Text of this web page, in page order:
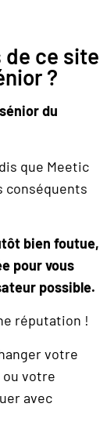
de ce site
?
du
que Meetic
conséquents
bien foutue,
pour vous
possible.
réputation !
votre
votre
avec